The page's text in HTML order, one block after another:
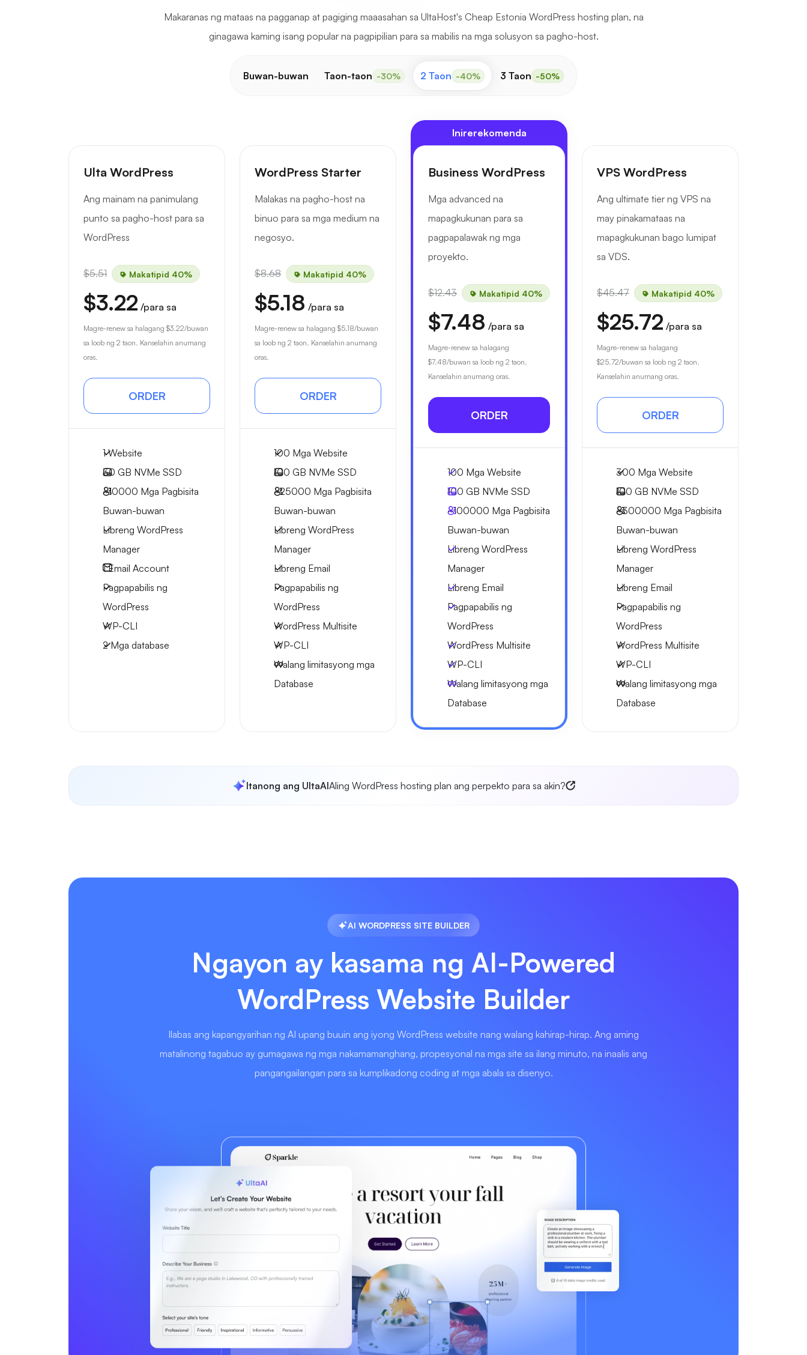
Makaranas ng mataas na pagganap at pagiging maaasahan sa UltaHost's Cheap Estonia WordPress hosting plan, na
ginagawa kaming isang popular na pagpipilian para sa mabilis na mga solusyon sa pagho-host.
Buwan-buwan Taon-taon -30% 2 Taon -40% 3 Taon -50%
Ulta WordPress
Ang mainam na panimulang
punto sa pagho-host para sa
WordPress
$5.51 Makatipid 40%
$3.22 /para sa
Magre-renew sa halagang $3.22/buwan
sa loob ng 2 taon. Kanselahin anumang
oras.
ORDER
1 Website
30 GB NVMe SSD
~10000 Mga Pagbisita
Buwan-buwan
Libreng WordPress
Manager
1Email Account
Pagpapabilis ng
WordPress
WP-CLI
2 Mga database
WordPress Starter
Malakas na pagho-host na
binuo para sa mga medium na
negosyo.
$8.68 Makatipid 40%
$5.18 /para sa
Magre-renew sa halagang $5.18/buwan
sa loob ng 2 taon. Kanselahin anumang
oras.
ORDER
100 Mga Website
100 GB NVMe SSD
~25000 Mga Pagbisita
Buwan-buwan
Libreng WordPress
Manager
Libreng Email
Pagpapabilis ng
WordPress
WordPress Multisite
WP-CLI
Walang limitasyong mga
Database
Inirerekomenda
Business WordPress
Mga advanced na
mapagkukunan para sa
pagpapalawak ng mga
proyekto.
$12.43 Makatipid 40%
$7.48 /para sa
Magre-renew sa halagang
$7.48/buwan sa loob ng 2 taon.
Kanselahin anumang oras.
ORDER
100 Mga Website
100 GB NVMe SSD
~100000 Mga Pagbisita
Buwan-buwan
Libreng WordPress
Manager
Libreng Email
Pagpapabilis ng
WordPress
WordPress Multisite
WP-CLI
Walang limitasyong mga
Database
VPS WordPress
Ang ultimate tier ng VPS na
may pinakamataas na
mapagkukunan bago lumipat
sa VDS.
$45.47 Makatipid 40%
$25.72 /para sa
Magre-renew sa halagang
$25.72/buwan sa loob ng 2 taon.
Kanselahin anumang oras.
ORDER
300 Mga Website
100 GB NVMe SSD
~300000 Mga Pagbisita
Buwan-buwan
Libreng WordPress
Manager
Libreng Email
Pagpapabilis ng
WordPress
WordPress Multisite
WP-CLI
Walang limitasyong mga
Database
Itanong ang UltaAIAling WordPress hosting plan ang perpekto para sa akin?
AI WORDPRESS SITE BUILDER
Ngayon ay kasama ng AI-Powered
WordPress Website Builder
Ilabas ang kapangyarihan ng AI upang buuin ang iyong WordPress website nang walang kahirap-hirap. Ang aming
matalinong tagabuo ay gumagawa ng mga nakamamanghang, propesyonal na mga site sa ilang minuto, na inaalis ang
pangangailangan para sa kumplikadong coding at mga abala sa disenyo.